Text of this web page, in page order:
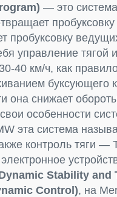
— это
пробуксовку
пробуксовку
управление
40 км/ч, как
буксующего
она снижает
особенности
эта система
контроль тяги —
Stability and
Control), на